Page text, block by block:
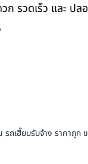
รวดเร็ว และ ป
รถเฮี๊ยบรับจ้าง ราคาถู